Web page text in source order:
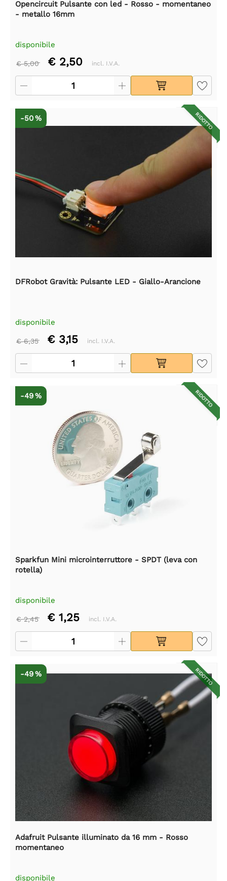
Opencircuit Pulsante con led - Rosso - momentaneo
- metallo 16mm
disponibile
€ 5,00 € 2,50 incl. I.V.A.
RIDOTTO
-50 %
DFRobot Gravità: Pulsante LED - Giallo-Arancione
disponibile
€ 6,35 € 3,15 incl. I.V.A.
RIDOTTO
-49 %
Sparkfun Mini microinterruttore - SPDT (leva con
rotella)
disponibile
€ 2,45 € 1,25 incl. I.V.A.
RIDOTTO
-49 %
Adafruit Pulsante illuminato da 16 mm - Rosso
momentaneo
disponibile